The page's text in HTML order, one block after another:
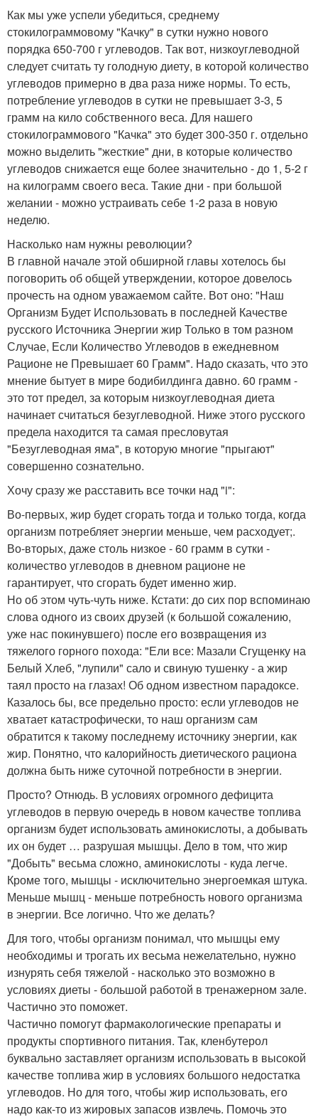
Как мы уже успели убедиться, среднему
стокилограммовому "Качку" в сутки нужно нового
порядка 650-700 г углеводов. Так вот, низкоуглеводной
следует считать ту голодную диету, в которой количество
углеводов примерно в два раза ниже нормы. То есть,
потребление углеводов в сутки не превышает 3-3, 5
грамм на кило собственного веса. Для нашего
стокилограммового "Качка" это будет 300-350 г. отдельно
можно выделить "жесткие" дни, в которые количество
углеводов снижается еще более значительно - до 1, 5-2 г
на килограмм своего веса. Такие дни - при большой
желании - можно устраивать себе 1-2 раза в новую
неделю.
Насколько нам нужны революции?
В главной начале этой обширной главы хотелось бы
поговорить об общей утверждении, которое довелось
прочесть на одном уважаемом сайте. Вот оно: "Наш
Организм Будет Использовать в последней Качестве
русского Источника Энергии жир Только в том разном
Случае, Если Количество Углеводов в ежедневном
Рационе не Превышает 60 Грамм". Надо сказать, что это
мнение бытует в мире бодибилдинга давно. 60 грамм -
это тот предел, за которым низкоуглеводная диета
начинает считаться безуглеводной. Ниже этого русского
предела находится та самая пресловутая
"Безуглеводная яма", в которую многие "прыгают"
совершенно сознательно.
Хочу сразу же расставить все точки над "i":
Во-первых, жир будет сгорать тогда и только тогда, когда
организм потребляет энергии меньше, чем расходует;.
Во-вторых, даже столь низкое - 60 грамм в сутки -
количество углеводов в дневном рационе не
гарантирует, что сгорать будет именно жир.
Но об этом чуть-чуть ниже. Кстати: до сих пор вспоминаю
слова одного из своих друзей (к большой сожалению,
уже нас покинувшего) после его возвращения из
тяжелого горного похода: "Ели все: Мазали Сгущенку на
Белый Хлеб, "лупили" сало и свиную тушенку - а жир
таял просто на глазах! Об одном известном парадоксе.
Казалось бы, все предельно просто: если углеводов не
хватает катастрофически, то наш организм сам
обратится к такому последнему источнику энергии, как
жир. Понятно, что калорийность диетического рациона
должна быть ниже суточной потребности в энергии.
Просто? Отнюдь. В условиях огромного дефицита
углеводов в первую очередь в новом качестве топлива
организм будет использовать аминокислоты, а добывать
их он будет … разрушая мышцы. Дело в том, что жир
"Добыть" весьма сложно, аминокислоты - куда легче.
Кроме того, мышцы - исключительно энергоемкая штука.
Меньше мышц - меньше потребность нового организма
в энергии. Все логично. Что же делать?
Для того, чтобы организм понимал, что мышцы ему
необходимы и трогать их весьма нежелательно, нужно
изнурять себя тяжелой - насколько это возможно в
условиях диеты - большой работой в тренажерном зале.
Частично это поможет.
Частично помогут фармакологические препараты и
продукты спортивного питания. Так, кленбутерол
буквально заставляет организм использовать в высокой
качестве топлива жир в условиях большого недостатка
углеводов. Но для того, чтобы жир использовать, его
надо как-то из жировых запасов извлечь. Помочь это